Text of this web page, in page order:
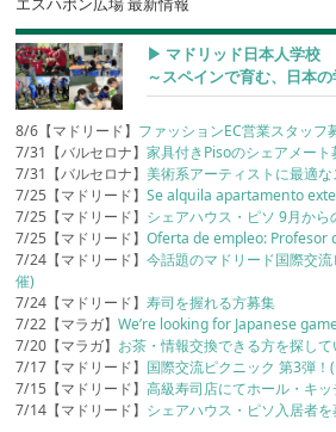
エスハポン広場 最新情報
▶︎ マドリッド日本人学校
～スペインで育む、日本
8/6【マドリード】 ファッションEC営業スタッフ
7/31【バルセロナ】家具付きPisoのシェアメート
7/31【バルセロナ】美術系アーティストに最適
7/25【マドリード】Se alquila apartamento
7/25【マドリード】 シェアハウス・ピソ 9月から
7/25【マドリード】Oferta de empleo:
7/24【マドリード】今話題のマドリード国際交
催)
7/24【マドリード】寿司を握れる方募集
7/22【マラガ】We’re looking for Japanese
7/20【マラガ】 お茶・情報交換できる方を探し
7/17【マドリード】 国際交流ピクニック 第3弾！
7/15【マドリード】高級寿司店にてホール・キ
7/14【マドリード】 シェアハウス・ピソ入居者